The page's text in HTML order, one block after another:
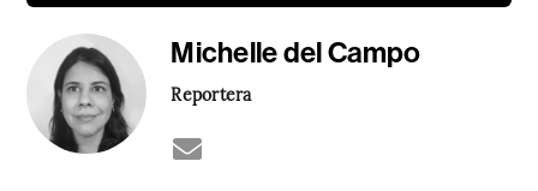
Michelle del Campo
Reportera